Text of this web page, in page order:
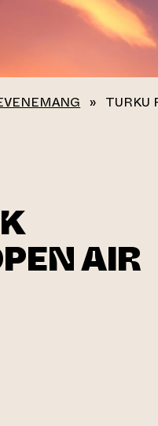
» TURKU
AIR
till annan webbtjänst)